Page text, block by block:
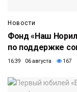
Новости
Фонд «Наш
по поддержке
16:39 06 августа 167